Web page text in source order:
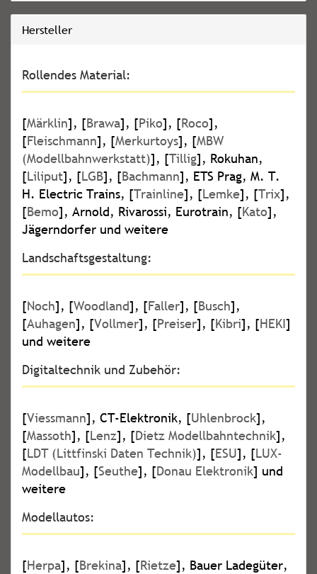
Hersteller
Rollendes Material:
[Märklin], [Brawa], [Piko], [Roco],
[Fleischmann], [Merkurtoys], [MBW
(Modellbahnwerkstatt)], [Tillig], Rokuhan,
[Liliput], [LGB], [Bachmann], ETS Prag, M. T.
H. Electric Trains, [Trainline], [Lemke], [Trix],
[Bemo], Arnold, Rivarossi, Eurotrain, [Kato],
Jägerndorfer und weitere
Landschaftsgestaltung:
[Noch], [Woodland], [Faller], [Busch],
[Auhagen], [Vollmer], [Preiser], [Kibri], [HEKI]
und weitere
Digitaltechnik und Zubehör:
[Viessmann], CT-Elektronik, [Uhlenbrock],
[Massoth], [Lenz], [Dietz Modellbahntechnik],
[LDT (Littfinski Daten Technik)], [ESU], [LUX-
Modellbau], [Seuthe], [Donau Elektronik] und
weitere
Modellautos:
[Herpa], [Brekina], [Rietze], Bauer Ladegüter,